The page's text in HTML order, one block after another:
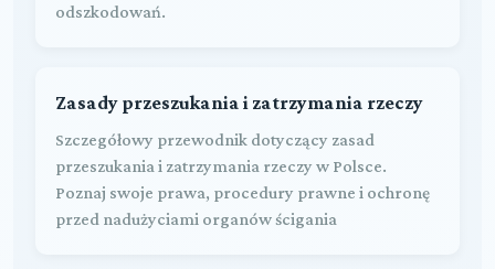
odszkodowań.
Zasady przeszukania i zatrzymania rzeczy
Szczegółowy przewodnik dotyczący zasad
przeszukania i zatrzymania rzeczy w Polsce.
Poznaj swoje prawa, procedury prawne i ochronę
przed nadużyciami organów ścigania